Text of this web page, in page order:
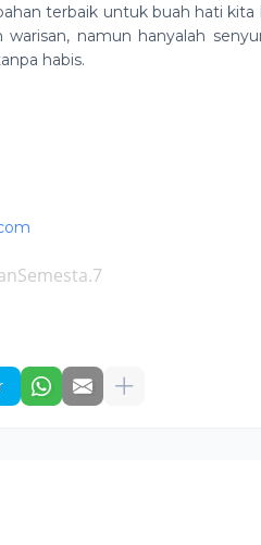
terbaik untuk buah hati
namun hanyalah
habis.